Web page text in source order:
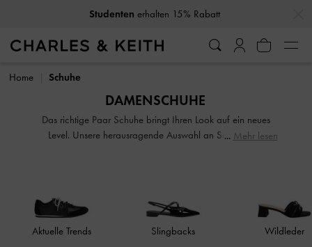
10% Rabattwenn Sie unseren Newsletter abonnieren*
10% Rabatt wenn Sie unseren Newsletter abonnieren*
Home Schuhe
DAMENSCHUHE
Das richtige Paar Schuhe bringt Ihren Look auf ein neues
Level. Unsere herausragende Auswahl an Schuhen für
Absatzschuhen, femininen Knöchelriemchen und auffälligen
Ösenverzierungen. Wonach auch immer Ihnen der Sinn
steht, unsere klassischen und bequemen Schuhe begleiten
Mehr lesen
Aktuelle Trends Slingbacks Wildleder